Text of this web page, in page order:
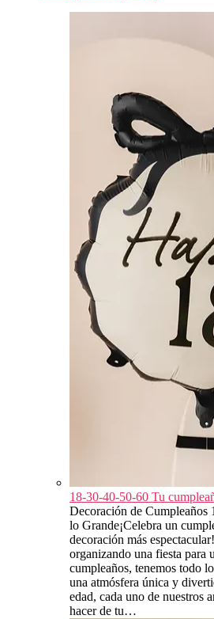
18-30-40-50-60 Tu
Decoración de Cumpleaños
lo Grande¡Celebra un
decoración más
organizando una fiesta para
cumpleaños, tenemos todo
una atmósfera única y
edad, cada uno de nuestros
hacer de tu…